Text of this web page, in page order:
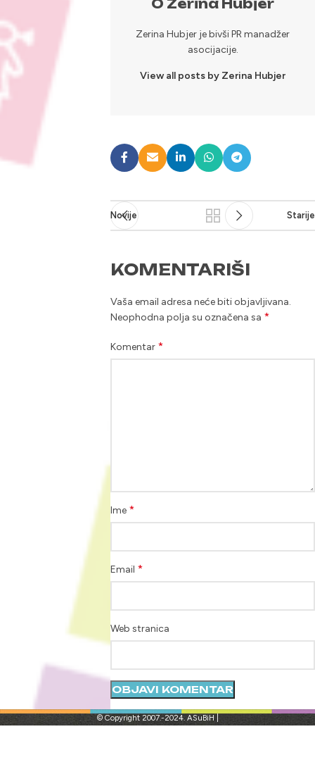
O Zerina Hubjer
Zerina Hubjer je bivši PR manadžer
asocijacije.
View all posts by Zerina Hubjer
Novije Starije
KOMENTARIŠI
Vaša email adresa neće biti objavljivana.
Neophodna polja su označena sa *
Komentar *
Ime *
Email *
Web stranica
© Copyright 2007.-2024. ASuBiH |